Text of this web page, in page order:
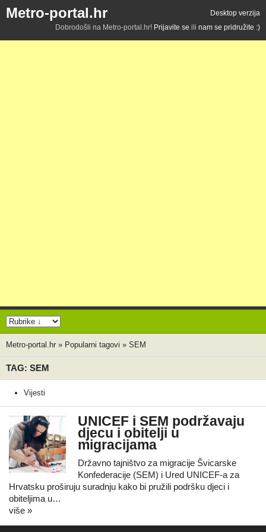
Metro-portal.hr
Desktop verzija
Dobrodošli na Metro-portal.hr! Prijavite se ili nam se pridružite :)
Metro-portal.hr » Popularni tagovi » SEM
TAG: SEM
Vijesti
UNICEF i SEM podržavaju
djecu i obitelji u
migracijama
Državno tajništvo za migracije Švicarske
Konfederacije (SEM) i Ured UNICEF-a za
Hrvatsku proširuju suradnju kako bi pružili podršku djeci i
obiteljima u…
više »